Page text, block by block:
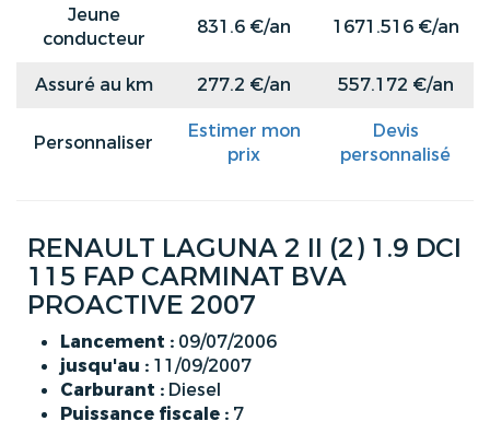
Jeune
conducteur
831.6 €/an 1671.516 €/an
Assuré au km 277.2 €/an 557.172 €/an
Personnaliser
Estimer mon
prix
Devis
personnalisé
RENAULT LAGUNA 2 II (2) 1.9 DCI
115 FAP CARMINAT BVA
PROACTIVE 2007
Lancement : 09/07/2006
jusqu'au : 11/09/2007
Carburant : Diesel
Puissance fiscale : 7